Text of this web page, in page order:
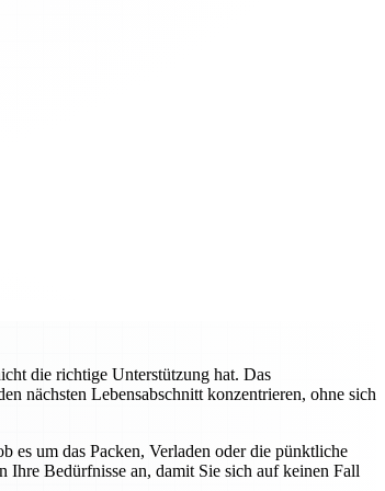
die richtige Unterstützung hat. Das
nächsten Lebensabschnitt konzentrieren, ohne sich
es um das Packen, Verladen oder die pünktliche
Bedürfnisse an, damit Sie sich auf keinen Fall